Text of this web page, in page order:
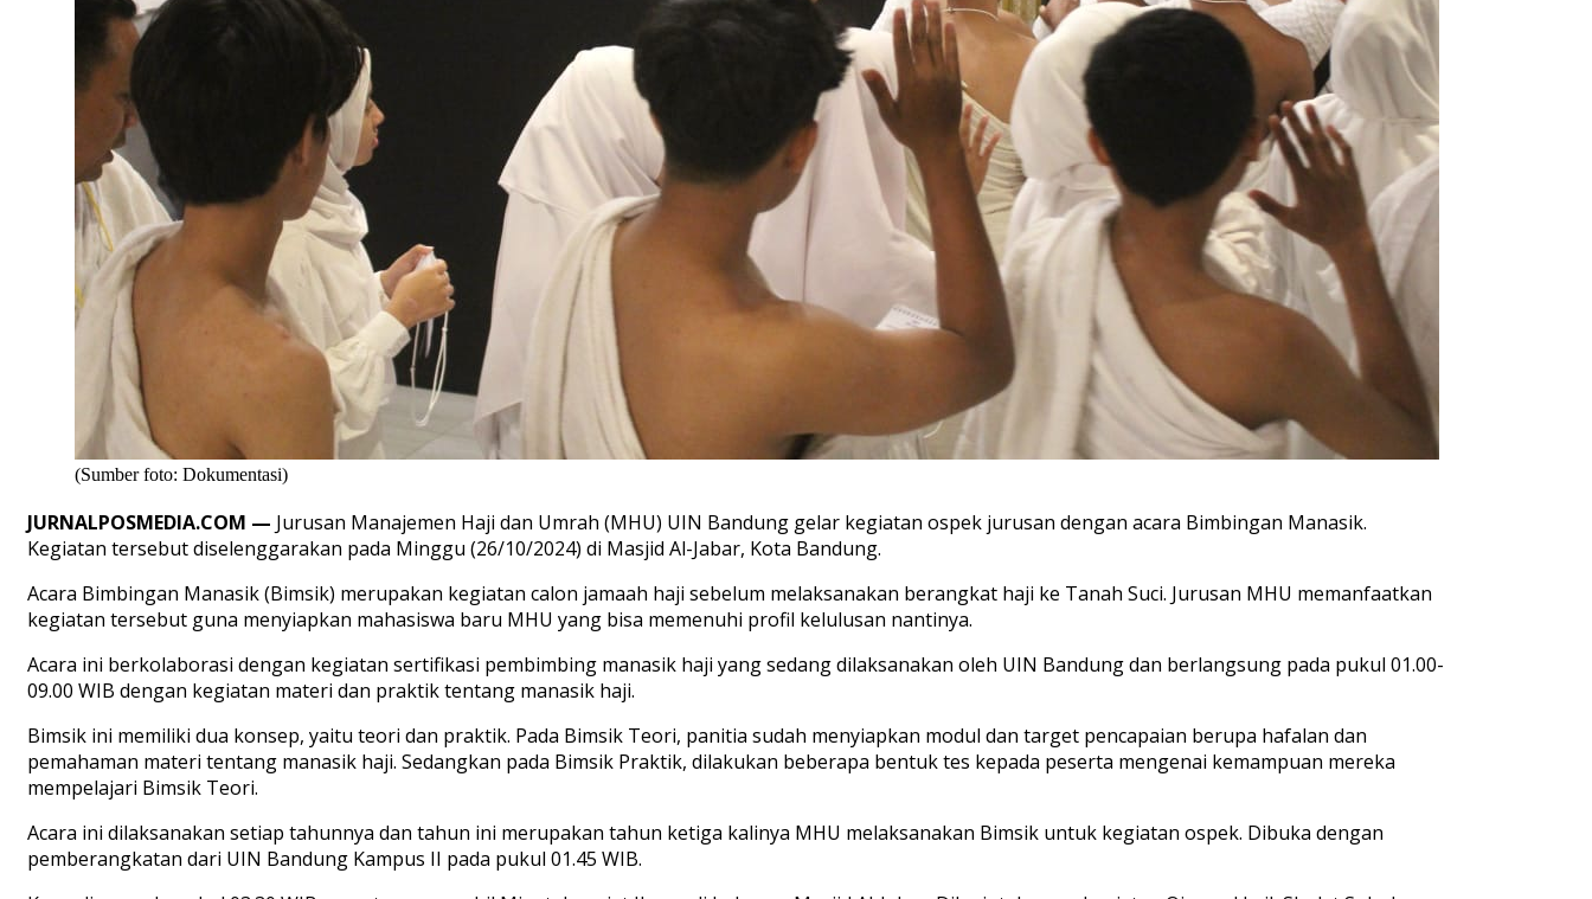
(Sumber foto: Dokumentasi)
JURNALPOSMEDIA.COM — Jurusan Manajemen Haji dan Umrah (MHU) UIN Bandung gelar kegiatan ospek jurusan dengan acara Bimbingan Manasik.
Kegiatan tersebut diselenggarakan pada Minggu (26/10/2024) di Masjid Al-Jabar, Kota Bandung.
Acara Bimbingan Manasik (Bimsik) merupakan kegiatan calon jamaah haji sebelum melaksanakan berangkat haji ke Tanah Suci. Jurusan MHU memanfaatkan
kegiatan tersebut guna menyiapkan mahasiswa baru MHU yang bisa memenuhi profil kelulusan nantinya.
Acara ini berkolaborasi dengan kegiatan sertifikasi pembimbing manasik haji yang sedang dilaksanakan oleh UIN Bandung dan berlangsung pada pukul 01.00-
09.00 WIB dengan kegiatan materi dan praktik tentang manasik haji.
Bimsik ini memiliki dua konsep, yaitu teori dan praktik. Pada Bimsik Teori, panitia sudah menyiapkan modul dan target pencapaian berupa hafalan dan
pemahaman materi tentang manasik haji. Sedangkan pada Bimsik Praktik, dilakukan beberapa bentuk tes kepada peserta mengenai kemampuan mereka
mempelajari Bimsik Teori.
Acara ini dilaksanakan setiap tahunnya dan tahun ini merupakan tahun ketiga kalinya MHU melaksanakan Bimsik untuk kegiatan ospek. Dibuka dengan
pemberangkatan dari UIN Bandung Kampus II pada pukul 01.45 WIB.